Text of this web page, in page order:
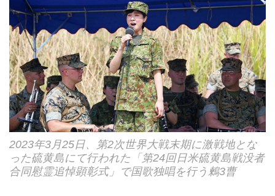
2023年3月25日、第2次世界大戦末期に激戦地とな
った硫黄島にて行われた「第24回日米硫黄島戦没者
合同慰霊追悼顕彰式」で国歌独唱を行う鶫3曹